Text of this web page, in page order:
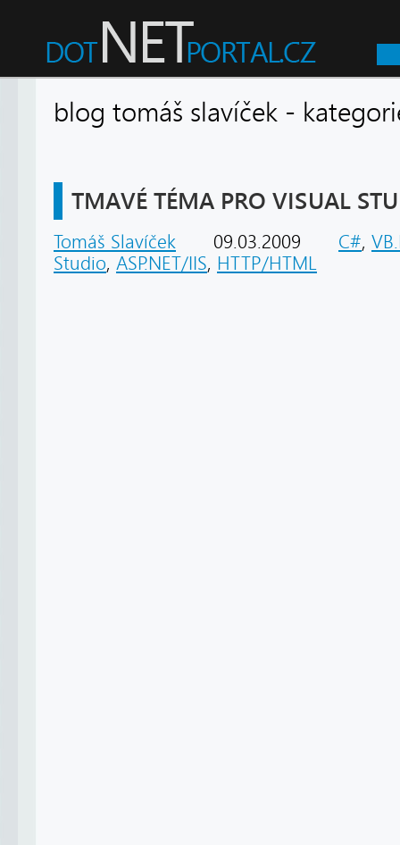
blog tomáš slavíček -
TMAVÉ TÉMA PRO VISUAL
Tomáš Slavíček 09.03.2009 C#,
Studio, ASP.NET/IIS, HTTP/HTML